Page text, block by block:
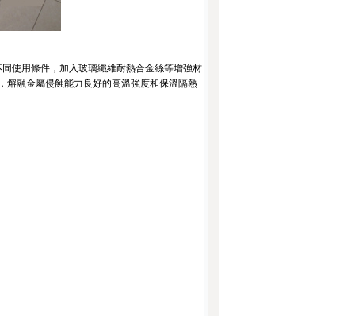
用條件，加入玻璃纖維耐熱合金絲等增強材
融金屬侵蝕能力良好的高溫強度和保溫隔熱